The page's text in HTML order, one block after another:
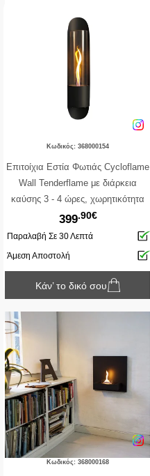
Κωδικός: 368000154
Επιτοίχια Εστία Φωτιάς Cycloflame
Wall Tenderflame με διάρκεια
καύσης 3 - 4 ώρες, χωρητικότητα
δεξαμενής 800ml και διαστάσεις
16.6x81x17.5cm - Black
399.90€
Παραλαβή Σε 30 Λεπτά
Άμεση Αποστολή
Κάν’ το δικό σου
Κωδικός: 368000168